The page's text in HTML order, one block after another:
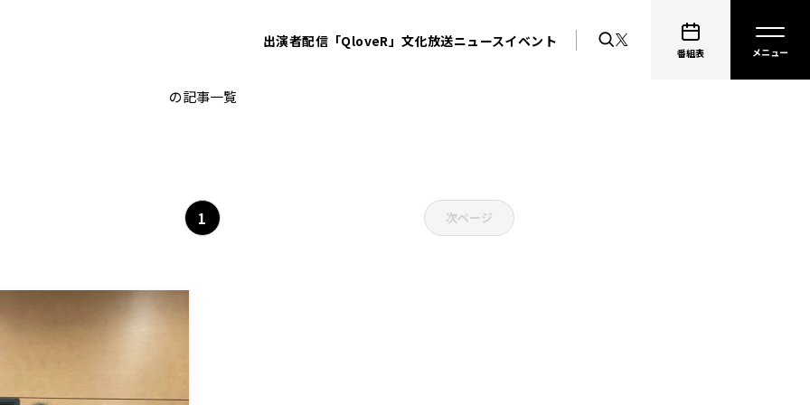
出演者配信「QloveR」文化放送ニュースイベント
番組表
の記事一覧
1 次ページ